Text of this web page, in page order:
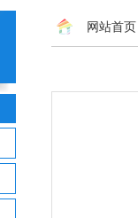
网站首页